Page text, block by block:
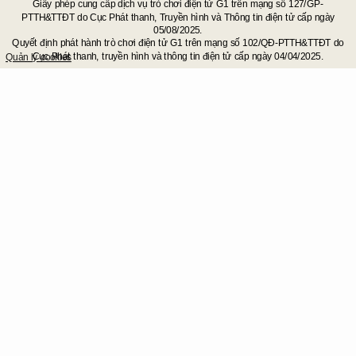
tham gia các sự kiện cực hot trong dịp đại lễ sắp đến, Kiếm Thế sẽ tiếp
tục khai mở đợt chuyển server tháng 04/2016
Giấy phép cung cấp dịch vụ trò chơi điện tử G1 trên mạng số 127/GP-
PTTH&TTĐT do Cục Phát thanh, Truyền hình và Thông tin điện tử cấp ngày
05/08/2025.
Quyết định phát hành trò chơi điện tử G1 trên mạng số 102/QĐ-PTTH&TTĐT do
Cục Phát thanh, truyền hình và thông tin điện tử cấp ngày 04/04/2025.
Quản lý cookies